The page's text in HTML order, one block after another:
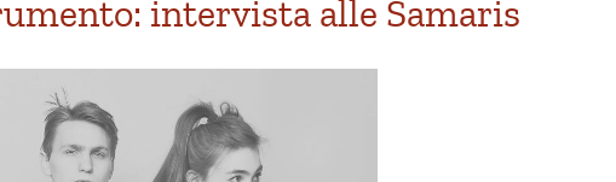
intervista alle Samaris